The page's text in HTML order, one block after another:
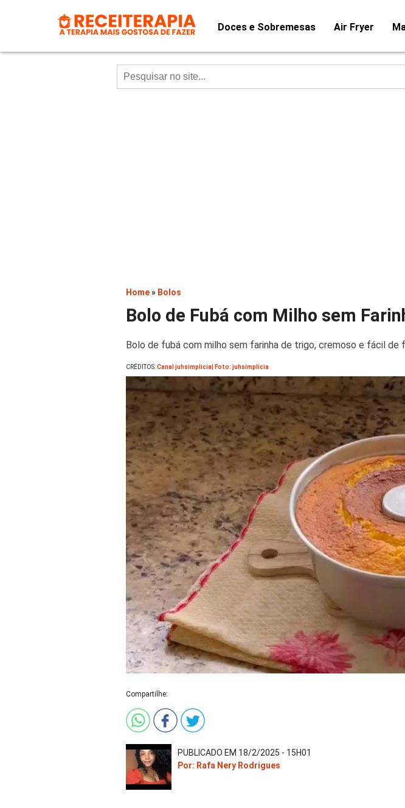
Doces e Sobremesas Air Fryer
Home » Bolos
Bolo de Fubá com Milho sem
Bolo de fubá com milho sem farinha de trigo, cremoso e fácil
CRÉDITOS:Canal juhsimplicia| Foto: juhsimplicia
Compartilhe:
PUBLICADO EM 18/2/2025 - 15H01
Por: Rafa Nery Rodrigues